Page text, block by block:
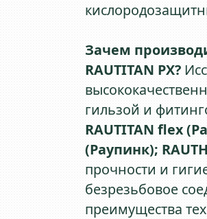
Зачем
RAUTITAN PX?
гильзой и
RAUTITAN flex
(Раупинк);
прочности и
безрезьбовое
преимущества